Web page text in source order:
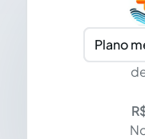
Plano